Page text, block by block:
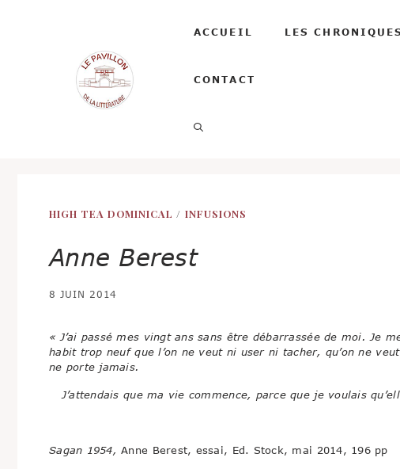
ACCUEIL LES
CONTACT
HIGH TEA DOMINICAL / INFUSIONS
Anne Berest
8 JUIN 2014
« J’ai passé mes vingt ans sans être débarrassée de moi. Je
habit trop neuf que l’on ne veut ni user ni tacher, qu’on ne
ne porte jamais.
J’attendais que ma vie commence, parce que je voulais
Sagan 1954, Anne Berest, essai, Ed. Stock, mai 2014, 196 pp